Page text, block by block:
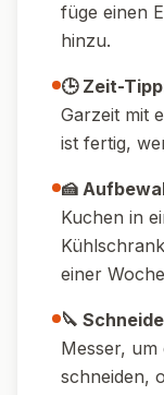
füge einen
hinzu.
🕒 Zeit-
Garzeit mit
ist fertig,
🍰
Kuchen in
einer
🔪
Messer, um
schneiden,